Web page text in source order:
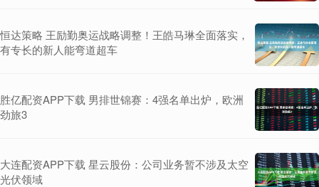
恒达策略 王励勤奥运战略调整！王皓马琳全面落实，
有专长的新人能弯道超车
胜亿配资APP下载 男排世锦赛：4强名单出炉，欧洲
劲旅3
大连配资APP下载 星云股份：公司业务暂不涉及太空
光伏领域